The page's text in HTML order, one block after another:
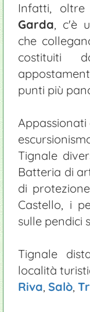
Infatti,
Garda, c'è
che
costituiti
punti più
Tignale
Batteria di
di
Castello, i
sulle pendici
Tignale
località
Riva, Salò,